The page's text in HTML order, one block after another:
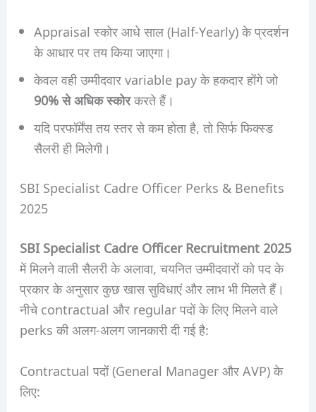
Appraisal स्कोर आधे साल (Half-Yearly) के प्रदर्शन
के आधार पर तय किया जाएगा।
केवल वही उम्मीदवार variable pay के हकदार होंगे जो
90% से अधिक स्कोरकरते हैं।
यदि परफॉर्मेंस तय स्तर से कम होता है, तो सिर्फ फिक्स्ड
सैलरी ही मिलेगी।
SBI Specialist Cadre Officer Perks & Benefits
2025
SBI Specialist Cadre Officer Recruitment 2025
में मिलने वाली सैलरी के अलावा, चयनित उम्मीदवारों को पद के
प्रकार के अनुसार कुछ खास सुविधाएं और लाभ भी मिलते हैं।
नीचे contractual और regular पदों के लिए मिलने वाले
perks की अलग-अलग जानकारी दी गई है:
Contractual पदों (General Manager और AVP) के
लिए: